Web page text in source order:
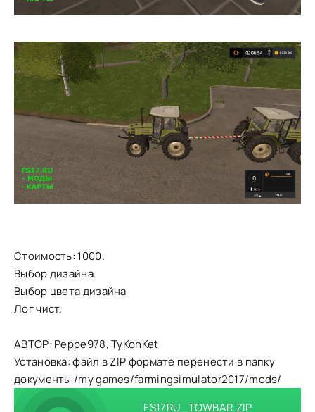
Стоимость: 1000.
Выбор дизайна.
Выбор цвета дизайна
Лог чист.
АВТОР: Peppe978, TyKonKet
Установка: файл в ZIP формате перенести в папку
документы /my games/farmingsimulator2017/mods/
FS17RU_TOWBAR.ZIP